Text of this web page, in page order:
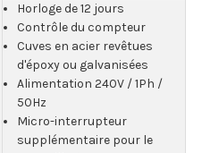
Horloge de 12 jours
Contrôle du compteur
Cuves en acier revêtues
d'époxy ou galvanisées
Alimentation 240V / 1Ph /
50Hz
Micro-interrupteur
supplémentaire pour le